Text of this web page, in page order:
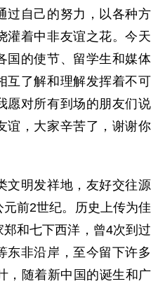
过自己的努力，以各种方
灌着中非友谊之花。今天
国的使节、留学生和媒体
互了解和理解发挥着不可
愿对所有到场的朋友们说
谊，大家辛苦了，谢谢你
明发祥地，友好交往源
前2世纪。历史上传为佳
和七下西洋，曾4次到过
东非沿岸，至今留下许多
，随着新中国的诞生和广